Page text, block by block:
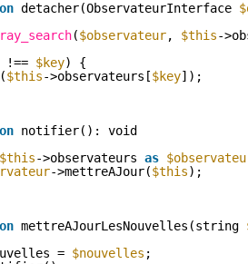
detacher(ObservateurInterface
($observateur, $this-
!== $key) {
$this->observateurs[$key]);
notifier(): void
$this->observateurs as
->mettreAJour($this);
mettreAJourLesNouvelles(string
= $nouvelles ;